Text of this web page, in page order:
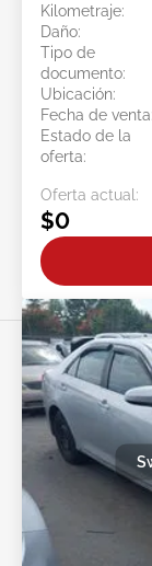
Kilometraje:
Daño:
Tipo de
documento:
Ubicación:
Fecha de venta:
Estado de la
oferta:
Oferta actual:
$0